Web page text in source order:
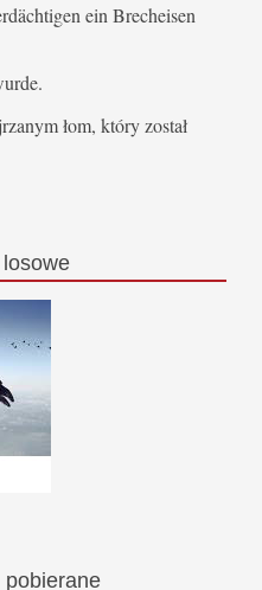
ein Brecheisen
łom, który został
losowe
pobierane